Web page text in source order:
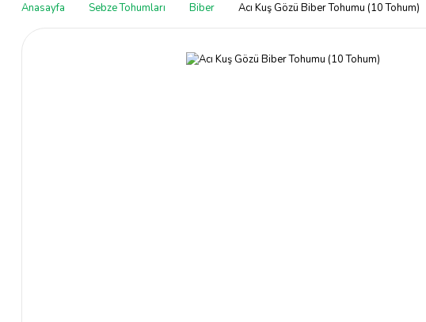
Anasayfa Sebze Tohumları Biber Acı Kuş Gözü Biber Tohumu (10 Tohum)